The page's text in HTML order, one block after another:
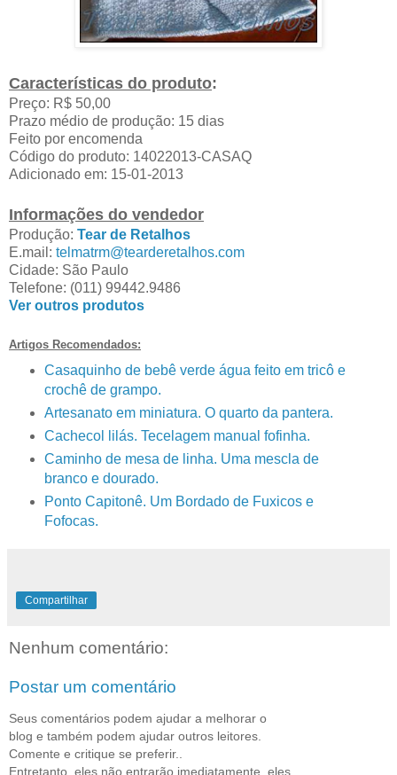
Características do produto:
Preço: R$ 50,00
Prazo médio de produção: 15 dias
Feito por encomenda
Código do produto: 14022013-CASAQ
Adicionado em: 15-01-2013
Informações do vendedor
Produção: Tear de Retalhos
E.mail: telmatrm@tearderetalhos.com
Cidade: São Paulo
Telefone: (011) 99442.9486
Ver outros produtos
Artigos Recomendados:
Casaquinho de bebê verde água feito em tricô e
crochê de grampo.
Artesanato em miniatura. O quarto da pantera.
Cachecol lilás. Tecelagem manual fofinha.
Caminho de mesa de linha. Uma mescla de
branco e dourado.
Ponto Capitonê. Um Bordado de Fuxicos e
Fofocas.
Compartilhar
Nenhum comentário:
Postar um comentário
Seus comentários podem ajudar a melhorar o
blog e também podem ajudar outros leitores.
Comente e critique se preferir..
Entretanto, eles não entrarão imediatamente, eles